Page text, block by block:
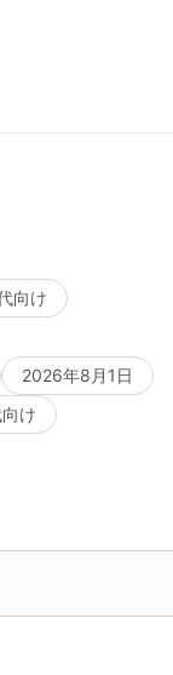
向け
2026年8月1日
け